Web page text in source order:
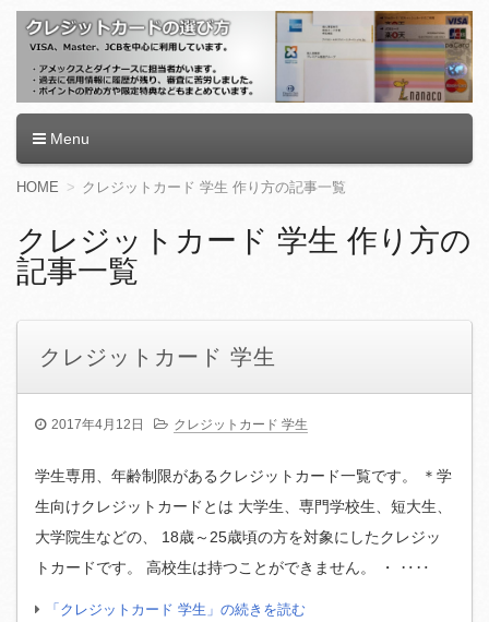
クレジットカードの選び方
クレジットカード,クレジットカード ランキング,クレジットカ
ード 審査,クレジットカード 還元率,クレジットカードおすす
め,クレジットカード 学生,クレジットカード 作り方,クレジッ
トカード 限度額
Menu
コ
ン
ツ
へ
HOME クレジットカード 学生 作り方の記事一覧
クレジットカード 学生 作り方の
記事一覧
クレジットカード 学生
2017年4月12日 クレジットカード 学生
学生専用、年齢制限があるクレジットカード一覧です。 ＊学
生向けクレジットカードとは 大学生、専門学校生、短大生、
大学院生などの、 18歳～25歳頃の方を対象にしたクレジッ
トカードです。 高校生は持つことができません。 ・ ‥‥
「クレジットカード 学生」の続きを読む